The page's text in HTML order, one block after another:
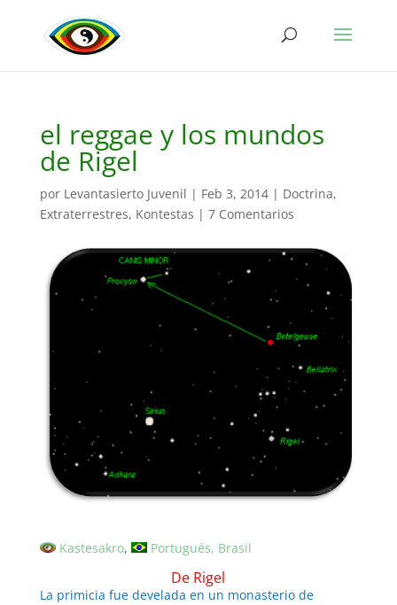
el reggae y los mundos
de Rigel
por Levantasierto Juvenil | Feb 3, 2014| Doctrina,
Extraterrestres, Kontestas | 7 Comentarios
Kastesakro Portugués, Brasil
De Rigel
La primicia fue develada en un monasterio de